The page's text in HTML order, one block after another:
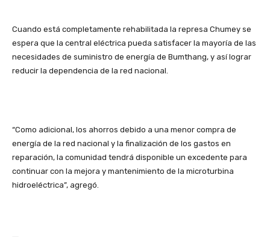
Cuando está completamente rehabilitada la represa Chumey se
espera que la central eléctrica pueda satisfacer la mayoría de las
necesidades de suministro de energía de Bumthang, y así lograr
reducir la dependencia de la red nacional.
“Como adicional, los ahorros debido a una menor compra de
energía de la red nacional y la finalización de los gastos en
reparación, la comunidad tendrá disponible un excedente para
continuar con la mejora y mantenimiento de la microturbina
hidroeléctrica”, agregó.